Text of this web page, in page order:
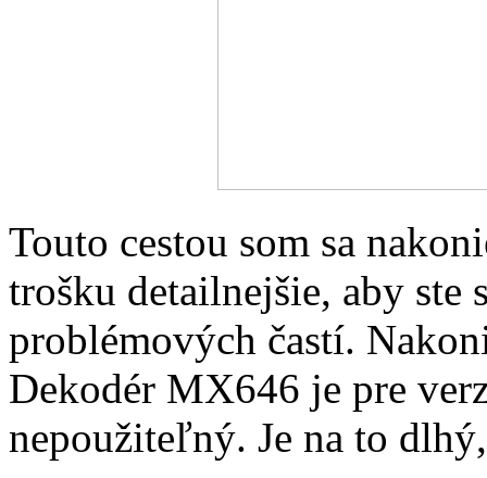
Touto cestou som sa
trošku detailnejšie, aby
problémových častí.
Dekodér MX646 je pre
nepoužiteľný. Je na to